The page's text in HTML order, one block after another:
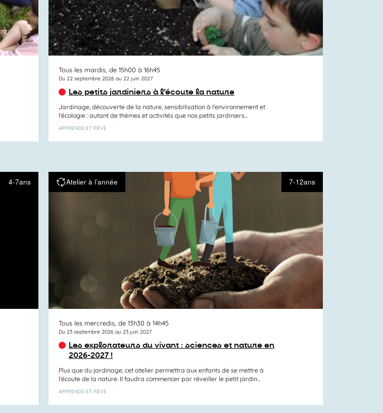
Tous les mardis, de 15h00 à 16h45
Du 22 septembre 2026 au 22 juin 2027
Les petits jardiniers à l’écoute la nature
Jardinage, découverte de la nature, sensibilisation à l'environnement et
l'écologie : autant de thèmes et activités que nos petits jardiniers...
APPRENDS ET RÊVE
4-7ans Atelier à l’année 7-12ans
Tous les mercredis, de 13h30 à 14h45
Du 23 septembre 2026 au 23 juin 2027
Les explorateurs du vivant : sciences et nature en
2026-2027 !
Plus que du jardinage, cet atelier permettra aux enfants de se mettre à
l’écoute de la nature. Il faudra commencer par réveiller le petit jardin...
APPRENDS ET RÊVE